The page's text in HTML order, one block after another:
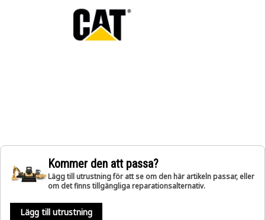
Kommer den att passa?
Lägg till utrustning för att se om den här artikeln passar, eller
om det finns tillgängliga reparationsalternativ.
Lägg till utrustning